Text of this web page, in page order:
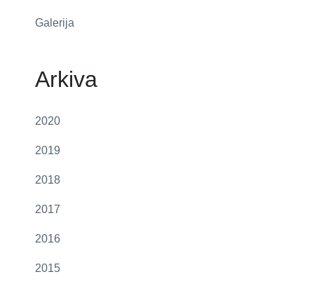
Galerija
Arkiva
2020
2019
2018
2017
2016
2015